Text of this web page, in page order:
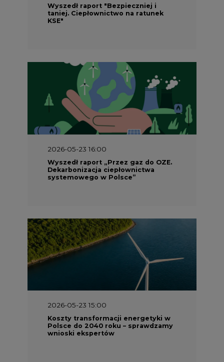
Wyszedł raport "Bezpieczniej i
taniej. Ciepłownictwo na ratunek
KSE"
2026-05-23 16:00
Wyszedł raport „Przez gaz do OZE.
Dekarbonizacja ciepłownictwa
systemowego w Polsce”
2026-05-23 15:00
Koszty transformacji energetyki w
Polsce do 2040 roku – sprawdzamy
wnioski ekspertów